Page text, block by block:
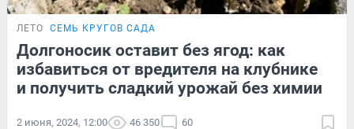
ЛЕТО СЕМЬ КРУГОВ САДА
Долгоносик оставит без ягод: как
избавиться от вредителя на клубнике
и получить сладкий урожай без химии
2 июня, 2024, 12:00 46 350 60